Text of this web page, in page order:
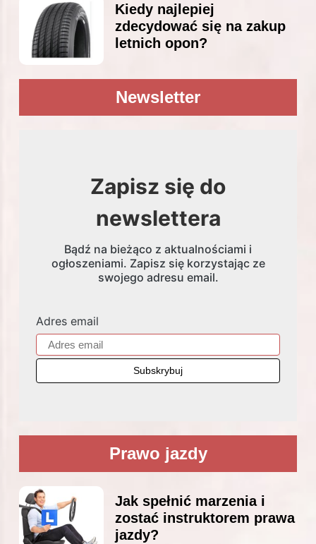
Kiedy najlepiej
zdecydować się na zakup
letnich opon?
Newsletter
Zapisz się do
newslettera
Bądź na bieżąco z aktualnościami i
ogłoszeniami. Zapisz się korzystając ze
swojego adresu email.
Adres email
Prawo jazdy
Jak spełnić marzenia i
zostać instruktorem prawa
jazdy?